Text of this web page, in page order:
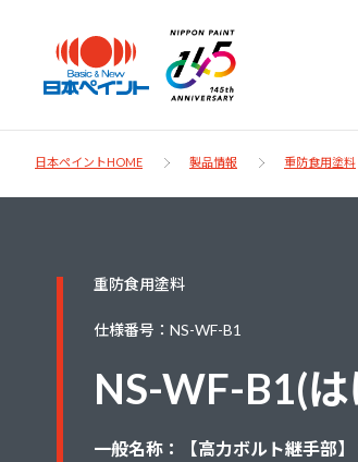
製品情報
ニッペラボ
塗装をする時、施工会社へお願いする
知っておくべき塗料・塗装の基礎知識
お客様サポー
ト
お問い合わせにあたっては、まずは「
日本ペイント
に
ついて
日本ペイントグループの一員として、
日本ペイントHOME 製品情報 重防食用塗料
重防食用塗料
仕様番号：NS-WF-B1
NS-WF-B1(は
一般名称：【高力ボルト継手部